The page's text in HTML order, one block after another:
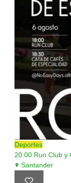
Deportes
20:00 Run Club y
Santander